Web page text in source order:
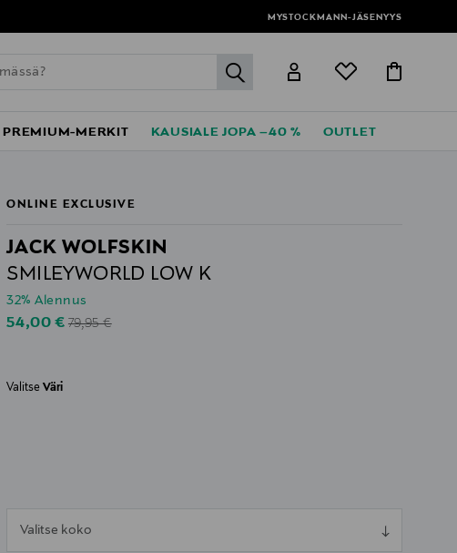
MYSTOCKMANN-JÄSENYYS
label.header.go
PREMIUM-MERKIT KAUSIALE JOPA –40 % OUTLET
ONLINE EXCLUSIVE
JACK WOLFSKIN
SMILEYWORLD LOW K
32% Alennus
Discounted Price
54,00 € Original Price
79,95 €
ValitseVäri
Valitse koko